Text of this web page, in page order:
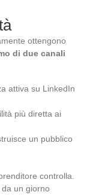
ottengono
di due canali
attiva su LinkedIn
più diretta ai
un pubblico
controlla.
un giorno